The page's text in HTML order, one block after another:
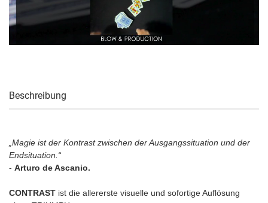
Beschreibung
„Magie ist der Kontrast zwischen der Ausgangssituation und der
Endsituation.“
- Arturo de Ascanio.
CONTRAST ist die allererste visuelle und sofortige Auflösung